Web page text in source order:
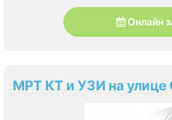
Онлайн
МРТ КТ и УЗИ на улице